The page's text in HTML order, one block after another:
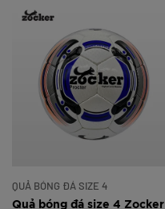
QUẢ BÓNG ĐÁ SIZE 4
Quả bóng đá size 4 Zocker